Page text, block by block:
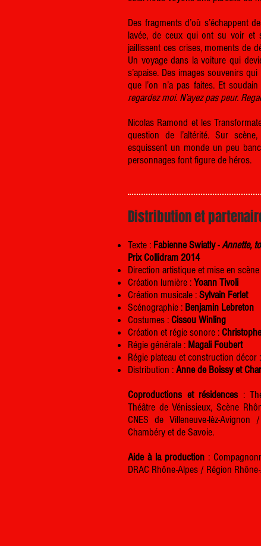
Des fragments d’où s’échappent
lavée, de ceux qui ont su voir et
jaillissent ces crises, moments de
Un voyage dans la voiture qui
s’apaise. Des images souvenirs
que l’on n’a pas faites. Et
regardez moi. N’ayez pas peur.
Nicolas Ramond et les
question de l’altérité. Sur
esquissent un monde un peu
personnages font figure de héros.
Distribution et
Texte : Fabienne Swiatly -Annette,
Prix Collidram 2014
Direction artistique et mise en scène
Création lumière :Yoann Tivoli
Création musicale :Sylvain Ferlet
Scénographie : Benjamin Lebreton
Costumes :Cissou Winling
Création et régie sonore :
Régie générale : Magali Foubert
Régie plateau et construction décor :
Distribution :Anne de Boissy et
Coproductions et résidences :
Théâtre de Vénissieux, Scène
CNES de Villeneuve-lèz-
Chambéry et de Savoie.
Aide à la production :
DRAC Rhône-Alpes / Région